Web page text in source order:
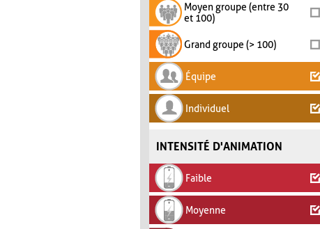
Moyen groupe (entre 30
et 100)
Grand groupe (> 100)
Équipe
Individuel
INTENSITÉ D'ANIMATION
Faible
Moyenne